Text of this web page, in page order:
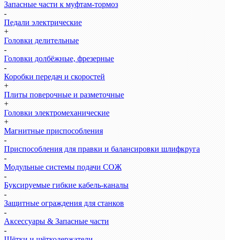
Запасные части к муфтам-тормоз
-
Педали электрические
+
Головки делительные
-
Головки долбёжные, фрезерные
-
Коробки передач и скоростей
+
Плиты поверочные и разметочные
+
Головки электромеханические
+
Магнитные приспособления
-
Приспособления для правки и балансировки шлифкруга
-
Модульные системы подачи СОЖ
-
Буксируемые гибкие кабель-каналы
-
Защитные ограждения для станков
-
Аксессуары & Запасные части
-